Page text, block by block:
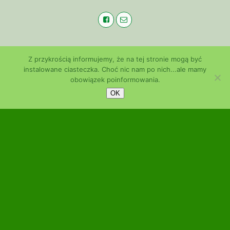
Z przykrością informujemy, że na tej stronie mogą być
instalowane ciasteczka. Choć nic nam po nich...ale mamy
obowiązek poinformowania.
OK